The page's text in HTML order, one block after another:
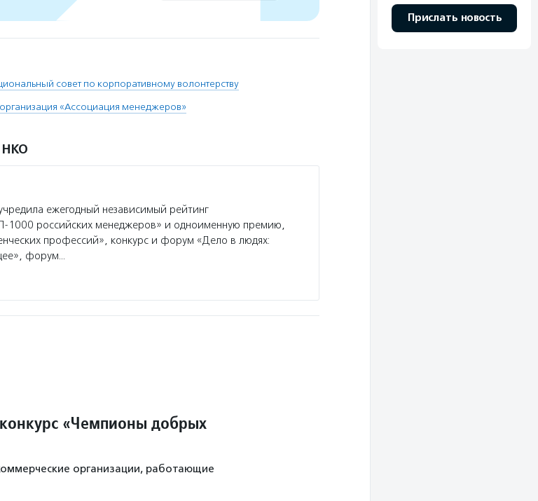
совет по корпоративному волонтерству
«Ассоциация менеджеров»
НКО
ежегодный независимый рейтинг
1000 российских менеджеров» и одноименную премию,
профессий», конкурс и форум «Дело в людях:
форум…
«Чемпионы добрых
организации, работающие
Прислать новость